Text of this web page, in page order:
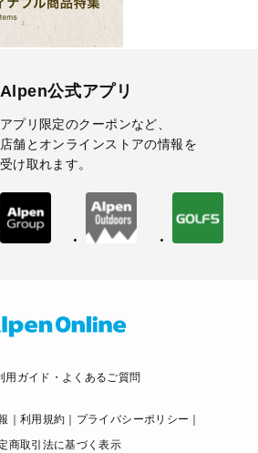
Alpen公式アプリ
アプリ限定のクーポンなど、
店舗とオンラインストアの情報を
受け取れます。
用ガイド・よくあるご質問
利用規約
プライバシーポリシー
商取引法に基づく表示